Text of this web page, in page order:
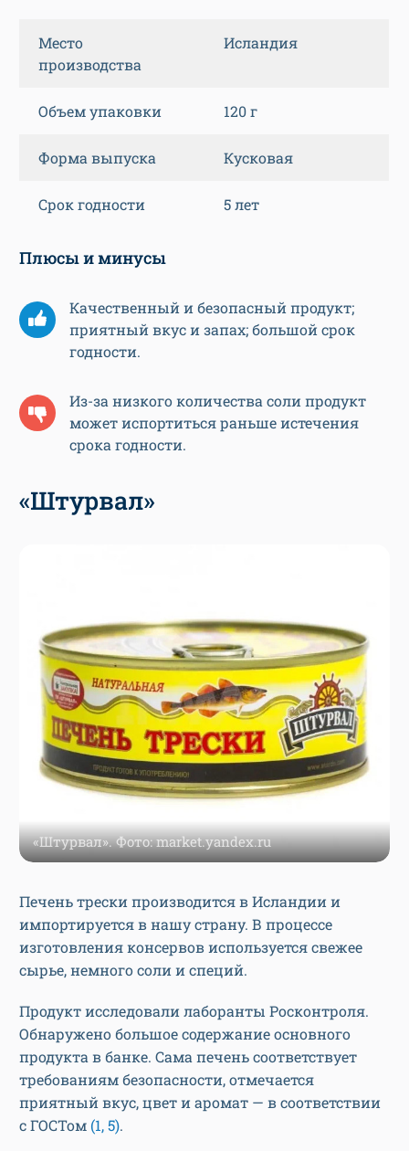
Место
производства
Исландия
Объем упаковки 120 г
Форма выпуска Кусковая
Срок годности 5 лет
Плюсы и минусы
Качественный и безопасный продукт;
приятный вкус и запах; большой срок
годности.
Из-за низкого количества соли продукт
может испортиться раньше истечения
срока годности.
«Штурвал»
«Штурвал». Фото: market.yandex.ru
Печень трески производится в Исландии и
импортируется в нашу страну. В процессе
изготовления консервов используется свежее
сырье, немного соли и специй.
Продукт исследовали лаборанты Росконтроля.
Обнаружено большое содержание основного
продукта в банке. Сама печень соответствует
требованиям безопасности, отмечается
приятный вкус, цвет и аромат — в соответствии
с ГОСТом (1, 5).